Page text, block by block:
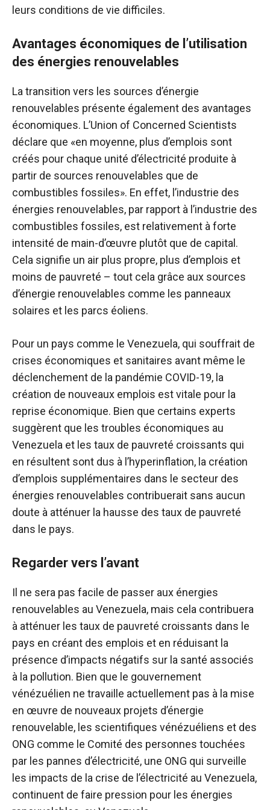
leurs conditions de vie difficiles.
Avantages économiques de l’utilisation
des énergies renouvelables
La transition vers les sources d’énergie
renouvelables présente également des avantages
économiques. L’Union of Concerned Scientists
déclare que «en moyenne, plus d’emplois sont
créés pour chaque unité d’électricité produite à
partir de sources renouvelables que de
combustibles fossiles». En effet, l’industrie des
énergies renouvelables, par rapport à l’industrie des
combustibles fossiles, est relativement à forte
intensité de main-d’œuvre plutôt que de capital.
Cela signifie un air plus propre, plus d’emplois et
moins de pauvreté – tout cela grâce aux sources
d’énergie renouvelables comme les panneaux
solaires et les parcs éoliens.
Pour un pays comme le Venezuela, qui souffrait de
crises économiques et sanitaires avant même le
déclenchement de la pandémie COVID-19, la
création de nouveaux emplois est vitale pour la
reprise économique. Bien que certains experts
suggèrent que les troubles économiques au
Venezuela et les taux de pauvreté croissants qui
en résultent sont dus à l’hyperinflation, la création
d’emplois supplémentaires dans le secteur des
énergies renouvelables contribuerait sans aucun
doute à atténuer la hausse des taux de pauvreté
dans le pays.
Regarder vers l’avant
Il ne sera pas facile de passer aux énergies
renouvelables au Venezuela, mais cela contribuera
à atténuer les taux de pauvreté croissants dans le
pays en créant des emplois et en réduisant la
présence d’impacts négatifs sur la santé associés
à la pollution. Bien que le gouvernement
vénézuélien ne travaille actuellement pas à la mise
en œuvre de nouveaux projets d’énergie
renouvelable, les scientifiques vénézuéliens et des
ONG comme le Comité des personnes touchées
par les pannes d’électricité, une ONG qui surveille
les impacts de la crise de l’électricité au Venezuela,
continuent de faire pression pour les énergies